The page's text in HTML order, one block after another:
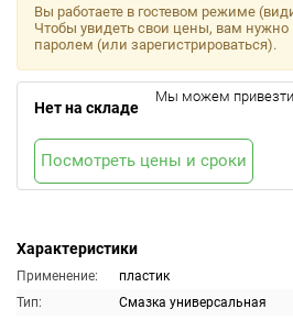
Характеристики
Применение:
пластик
Тип:
Смазка универсальная
Вы работаете в гостевом режиме
Чтобы увидеть свои цены, вам нужно
паролем (или зарегистрироваться).
Нет на складе
Мы можем привезти
Посмотреть цены и сроки